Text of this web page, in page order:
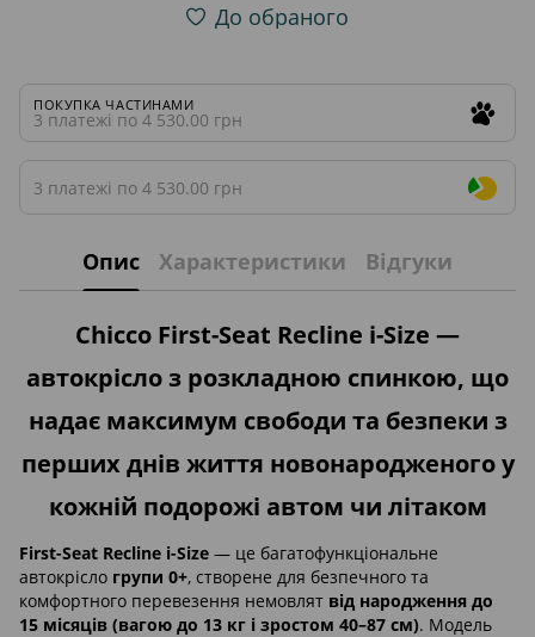
До обраного
ПОКУПКА ЧАСТИНАМИ
3 платежі по 4 530.00 грн
3 платежі по 4 530.00 грн
Опис Характеристики Відгуки
Chicco First-Seat Recline i-Size —
автокрісло з розкладною спинкою, що
надає максимум свободи та безпеки з
перших днів життя новонародженого у
кожній подорожі автом чи літаком
First-Seat Recline i-Size — це багатофункціональне
автокрісло групи 0+, створене для безпечного та
комфортного перевезення немовлят від народження до
15 місяців (вагою до 13 кг і зростом 40–87 см). Модель